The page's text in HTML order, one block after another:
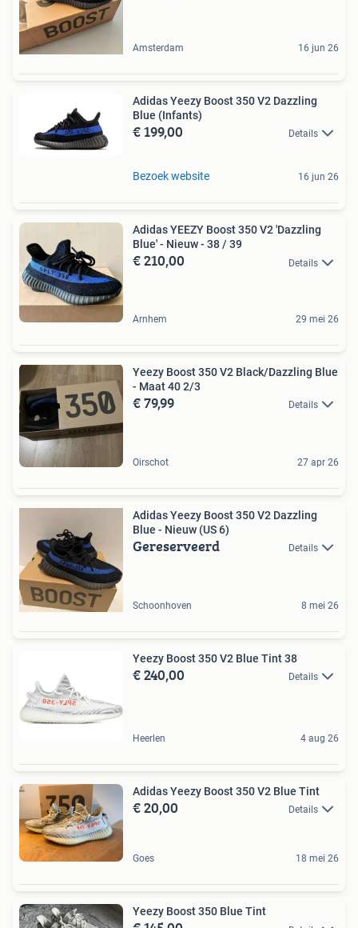
Amsterdam 16 jun 26
Adidas Yeezy Boost 350 V2 Dazzling
Blue (Infants)
€ 199,00 Details
Bezoek website 16 jun 26
Adidas YEEZY Boost 350 V2 'Dazzling
Blue' - Nieuw - 38 / 39
€ 210,00 Details
Arnhem 29 mei 26
Yeezy Boost 350 V2 Black/Dazzling Blue
- Maat 40 2/3
€ 79,99 Details
Oirschot 27 apr 26
Adidas Yeezy Boost 350 V2 Dazzling
Blue - Nieuw (US 6)
Gereserveerd Details
Schoonhoven 8 mei 26
Yeezy Boost 350 V2 Blue Tint 38
€ 240,00 Details
Heerlen 4 aug 26
Adidas Yeezy Boost 350 V2 Blue Tint
€ 20,00 Details
Goes 18 mei 26
Yeezy Boost 350 Blue Tint